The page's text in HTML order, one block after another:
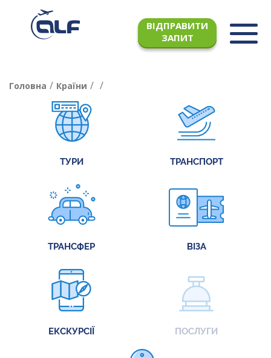
ВІДПРАВИТИ
ЗАПИТ
Головна / Країни / /
ТУРИ ТРАНСПОРТ
ТРАНСФЕР ВІЗА
ЕКСКУРСІЇ ПОСЛУГИ